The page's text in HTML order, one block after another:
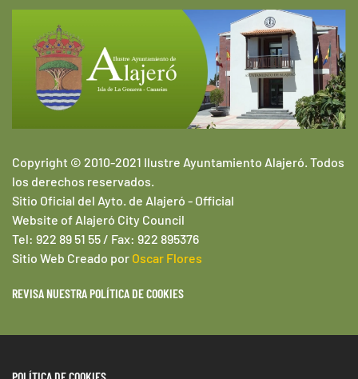
Copyright © 2010-2021 Ilustre Ayuntamiento Alajeró. Todos
los derechos reservados.
Sitio Oficial del Ayto. de Alajeró - Official
Website of Alajeró City Council
Tel: 922 89 51 55 / Fax: 922 895376
Sitio Web Creado por Oscar Flores
REVISA NUESTRA POLÍTICA DE COOKIES